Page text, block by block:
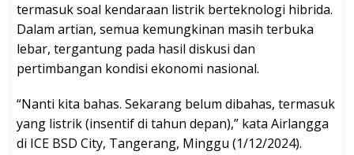
termasuk soal kendaraan listrik berteknologi hibrida.
Dalam artian, semua kemungkinan masih terbuka
lebar, tergantung pada hasil diskusi dan
pertimbangan kondisi ekonomi nasional.
“Nanti kita bahas. Sekarang belum dibahas, termasuk
yang listrik (insentif di tahun depan),” kata Airlangga
di ICE BSD City, Tangerang, Minggu (1/12/2024).